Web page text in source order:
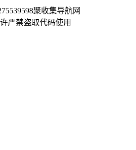
聚收集导航网
严禁盗取代码使用